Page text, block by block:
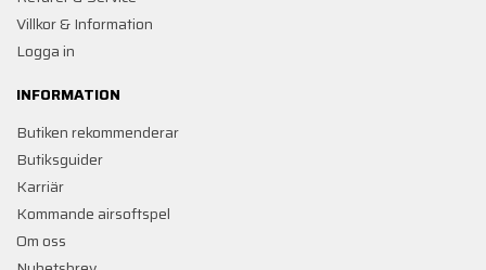
Villkor & Information
Logga in
INFORMATION
Butiken rekommenderar
Butiksguider
Karriär
Kommande airsoftspel
Om oss